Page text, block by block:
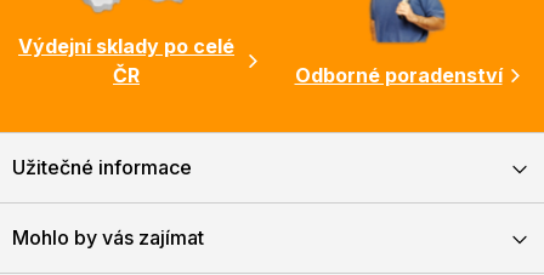
Výdejní sklady po celé
ČR
Odborné poradenství
Užitečné informace
Mohlo by vás zajímat